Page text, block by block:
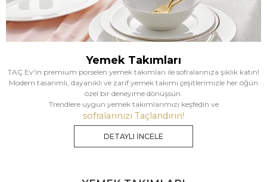
Yemek Takımları
TAÇ Ev'in premium porselen yemek takımları ile sofralarınıza şıklık katın!
Modern tasarımlı, dayanıklı ve zarif yemek takımı çeşitlerimizle her öğün
özel bir deneyime dönüşsün.
Trendlere uygun yemek takımlarımızı keşfedin ve
sofralarınızı Taçlandırın!
DETAYLI İNCELE